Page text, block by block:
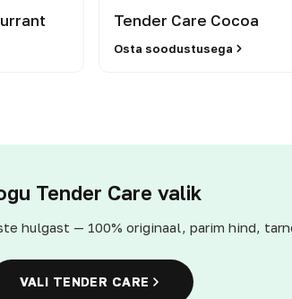
Tender Care Cocoa
Osta soodustusega
Tender Care valik
hulgast — 100% originaal, parim hind,
VALI TENDER CARE